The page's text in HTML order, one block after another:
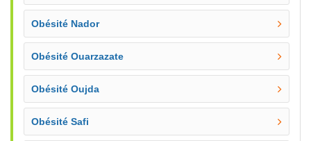
Obésité Nador
Obésité Ouarzazate
Obésité Oujda
Obésité Safi